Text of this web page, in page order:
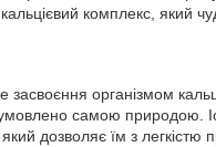
кальцієвий комплекс, який
організмом
самою природою.
дозволяє їм з легкістю